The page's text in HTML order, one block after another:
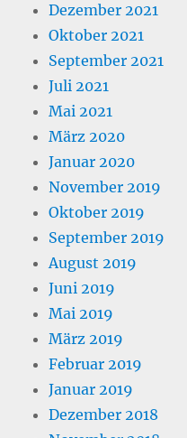
Dezember 2021
Oktober 2021
September 2021
Juli 2021
Mai 2021
März 2020
Januar 2020
November 2019
Oktober 2019
September 2019
August 2019
Juni 2019
Mai 2019
März 2019
Februar 2019
Januar 2019
Dezember 2018